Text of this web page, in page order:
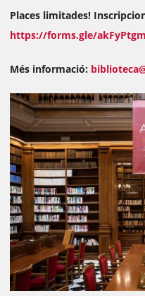
Places limitades!
https://forms.gle/
Més informació: